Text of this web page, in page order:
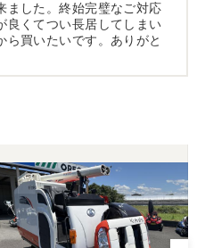
ました。終始完璧なご対応
良くてつい長居してしまい
ら買いたいです。ありがと
様も素晴らしく、よい取引